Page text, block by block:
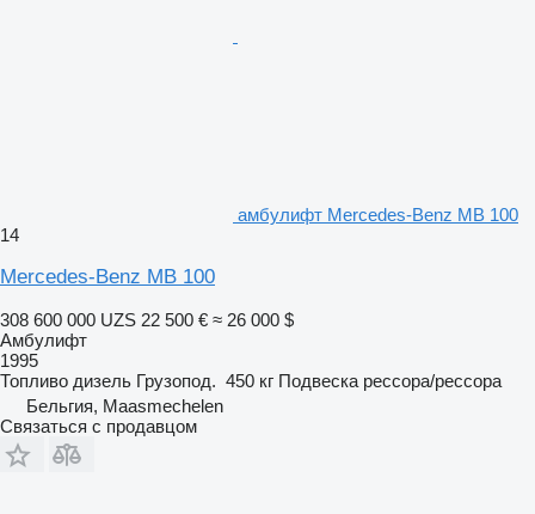
амбулифт Mercedes-Benz MB 100
14
Mercedes-Benz MB 100
308 600 000 UZS 22 500 € ≈ 26 000 $
Амбулифт
1995
Топливо дизель Грузопод. 450 кг Подвеска рессора/рессора
Бельгия, Maasmechelen
Связаться с продавцом